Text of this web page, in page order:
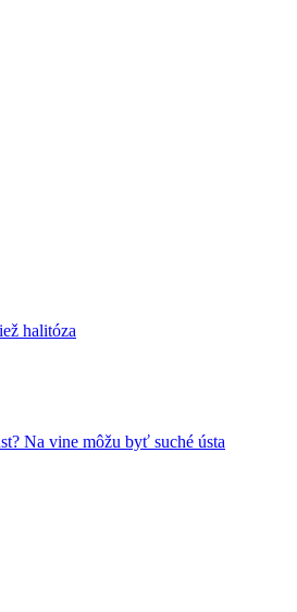
halitóza
Na vine môžu byť suché ústa